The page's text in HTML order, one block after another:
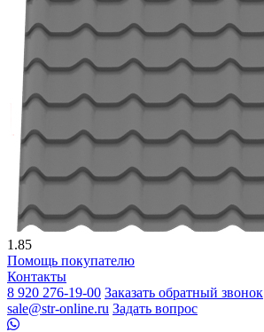
1.85
Помощь покупателю
Контакты
8 920 276-19-00 Заказать обратный звонок
sale@str-online.ru Задать вопрос